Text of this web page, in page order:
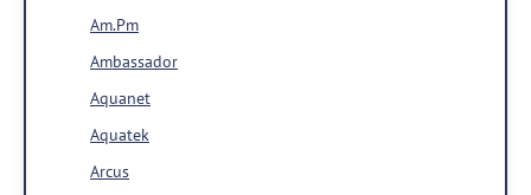
Am.Pm
Ambassador
Aquanet
Aquatek
Arcus